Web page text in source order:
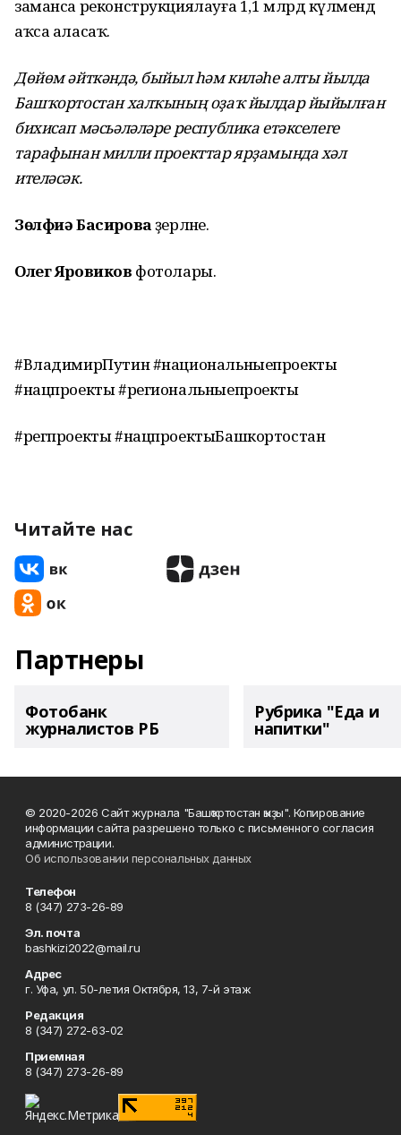
заманса реконструкциялауға 1,1 млрд күләмендә
аҡса аласаҡ.
Дөйөм әйткәндә, быйыл һәм киләһе алты йылда
Башҡортостан халҡының оҙаҡ йылдар йыйылған
бихисап мәсьәләләре республика етәкселеге
тарафынан милли проекттар ярҙамында хәл
ителәсәк.
Зөлфиә Басироваәҙерләне.
Олег Яровиков фотолары.
#ВладимирПутин #национальныепроекты
#нацпроекты #региональныепроекты
#регпроекты #нацпроектыБашкортостан
Читайте нас
Партнеры
Фотобанк
журналистов РБ
Рубрика "Еда и
напитки"
© 2020-2026 Сайт журнала "Башҡортостан ҡыҙы". Копирование
информации сайта разрешено только с письменного согласия
администрации.
Об использовании персональных данных
Телефон
8 (347) 273-26-89
Эл. почта
bashkizi2022@mail.ru
Адрес
г. Уфа, ул. 50-летия Октября, 13, 7-й этаж
Редакция
8 (347) 272-63-02
Приемная
8 (347) 273-26-89